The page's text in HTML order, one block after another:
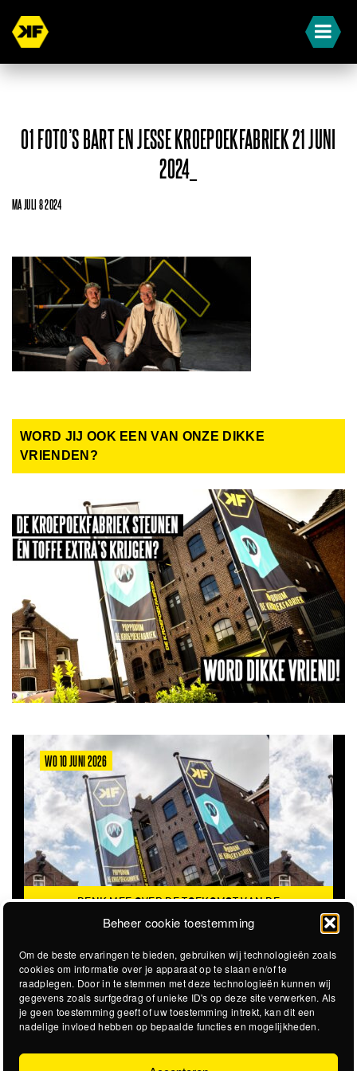
Beheer cookie toestemming
Om de beste ervaringen te bieden, gebruiken wij technologieën zoals
cookies om informatie over je apparaat op te slaan en/of te
raadplegen. Door in te stemmen met deze technologieën kunnen wij
gegevens zoals surfgedrag of unieke ID's op deze site verwerken. Als
je geen toestemming geeft of uw toestemming intrekt, kan dit een
nadelige invloed hebben op bepaalde functies en mogelijkheden.
01 FOTO’S BART EN JESSE KROEPOEKFABRIEK 21 JUNI
2024_
MA JULI 8 2024
WORD JIJ OOK EEN VAN ONZE DIKKE
VRIENDEN?
WO 10 JUNI 2026
DENK MEE OVER DE TOEKOMST VAN DE
KROEPOEKFABRIEK